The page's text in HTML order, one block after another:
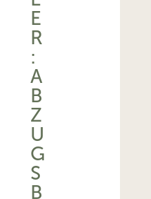
E
R
:
A
B
Z
U
G
S
B